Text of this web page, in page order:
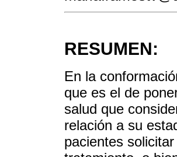
RESUMEN:
En la
que es el de
salud que
relación a su
pacientes